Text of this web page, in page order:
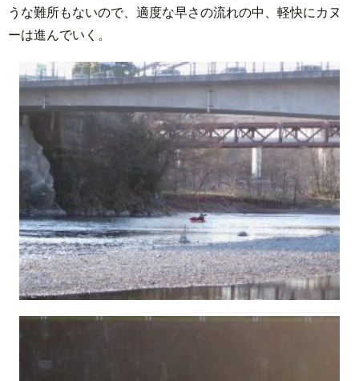
原
で
じ
さ
ん
出
会
う
5.
お
じ
さ
ん
うな難所もないので、適度な早さの流れの中、軽快にカヌ
ーは進んでいく。